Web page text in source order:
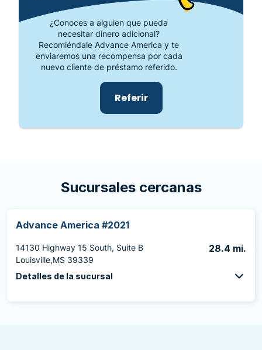
¿Conoces a alguien que pueda
necesitar dinero adicional?
Recomiéndale Advance America y te
enviaremos una recompensa por cada
nuevo cliente de préstamo referido.
Referir
Sucursales cercanas
Advance America #2021
14130 Highway 15 South, Suite B
Louisville,MS 39339
28.4 mi.
Detalles de la sucursal